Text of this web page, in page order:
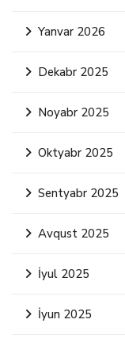
Yanvar 2026
Dekabr 2025
Noyabr 2025
Oktyabr 2025
Sentyabr 2025
Avqust 2025
İyul 2025
İyun 2025